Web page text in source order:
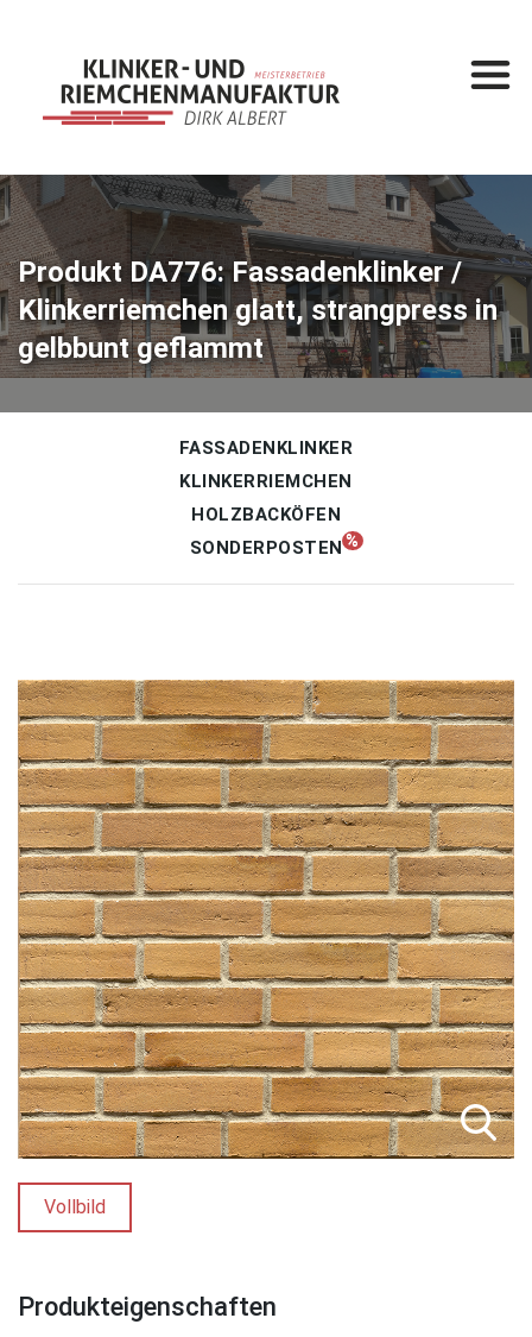
Produkt DA776: Fassadenklinker /
Klinkerriemchen glatt, strangpress in
gelbbunt geflammt
FASSADENKLINKER
KLINKERRIEMCHEN
HOLZBACKÖFEN
SONDERPOSTEN
Vollbild
Produkteigenschaften
Startseite
Leistungen
Klinkermanufaktur
Klinkerbau
Produkte
Fassadenklinker
Holzbacköfen
Gesamtkatalog
Sonderposten%
Unternehmen